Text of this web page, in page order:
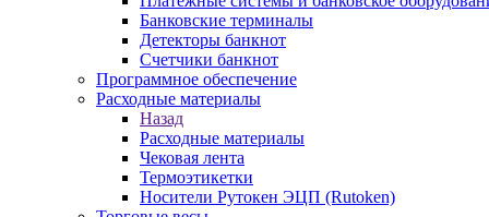
Банковские терминалы
Детекторы банкнот
Счетчики банкнот
Программное обеспечение
Расходные материалы
Назад
Расходные материалы
Чековая лента
Термоэтикетки
Носители Рутокен ЭЦП (Rutoken)